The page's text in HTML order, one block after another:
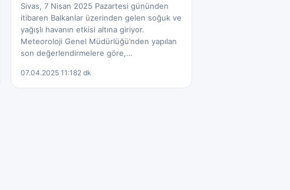
Sivas, 7 Nisan 2025 Pazartesi gününden
itibaren Balkanlar üzerinden gelen soğuk ve
yağışlı havanın etkisi altına giriyor.
Meteoroloji Genel Müdürlüğü’nden yapılan
son değerlendirmelere göre,…
07.04.2025 11:182 dk